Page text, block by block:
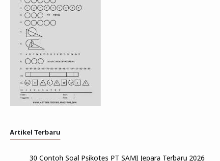
Artikel Terbaru
30 Contoh Soal Psikotes PT SAMI Jepara Terbaru 2026